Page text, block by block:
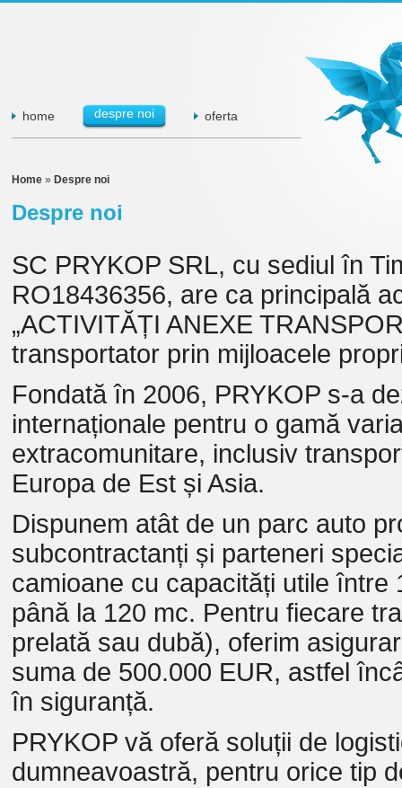
home despre noi oferta
Home » Despre noi
Despre noi
SC PRYKOP SRL, cu sediul în
RO18436356, are ca principală
„ACTIVITĂȚI ANEXE
transportator prin mijloacele
Fondată în 2006, PRYKOP s-a
internaționale pentru o gamă
extracomunitare, inclusiv
Europa de Est și Asia.
Dispunem atât de un parc auto
subcontractanți și parteneri
camioane cu capacități utile
până la 120 mc. Pentru fiecare
prelată sau dubă), oferim
suma de 500.000 EUR, astfel
în siguranță.
PRYKOP vă oferă soluții de
dumneavoastră, pentru orice tip